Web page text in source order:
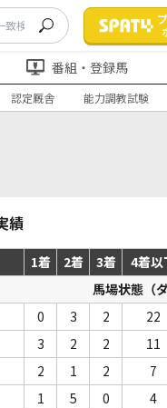
番組・登録馬
認定厩舎 能力調教試験
績
1着 2着 3着 4着以
馬場状態（ダ
0 3 2 22
3 2 2 11
2 1 2 7
1 5 0 4